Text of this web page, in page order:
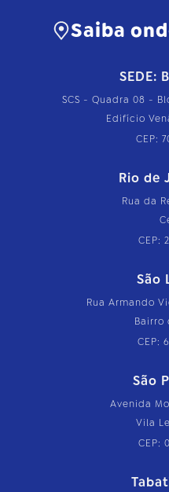
Saiba
SEDE:
SCS - Quadra 08 -
Edifício
CEP:
Rio de
Rua da
CEP:
São
Rua Armando
Bairro
CEP:
São
Avenida
Vila
CEP: